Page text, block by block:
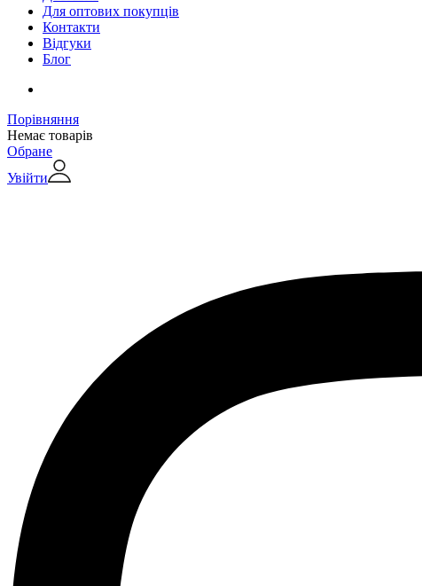
Для оптових покупців
Контакти
Відгуки
Блог
Порівняння
Немає товарів
Обране
Увійти